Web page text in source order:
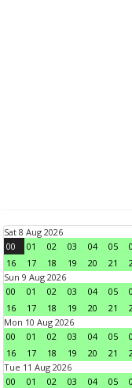
Sat 8 Aug 2026
00
01 02 03 04 05
16
17 18 19 20 21
Sun 9 Aug 2026
00
01 02 03 04 05
16
17 18 19 20 21
Mon 10 Aug 2026
00
01 02 03 04 05
16
17 18 19 20 21
Tue 11 Aug 2026
00
01 02 03 04 05